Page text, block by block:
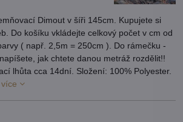
Dimout v šíři 145cm. Kupujete si
Do košíku vkládejte celkový počet v cm od
( např. 2,5m = 250cm ). Do rámečku -
jak chtete danou metráž rozdělit!!
lhůta cca 14dní. Složení: 100% Polyester.